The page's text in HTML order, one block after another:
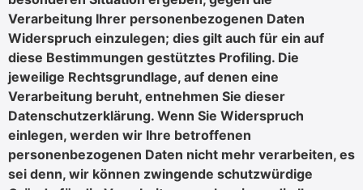
Verarbeitung Ihrer personenbezogenen Daten
Widerspruch einzulegen; dies gilt auch für ein auf
diese Bestimmungen gestütztes Profiling. Die
jeweilige Rechtsgrundlage, auf denen eine
Verarbeitung beruht, entnehmen Sie dieser
Datenschutzerklärung. Wenn Sie Widerspruch
einlegen, werden wir Ihre betroffenen
personenbezogenen Daten nicht mehr verarbeiten, es
sei denn, wir können zwingende schutzwürdige